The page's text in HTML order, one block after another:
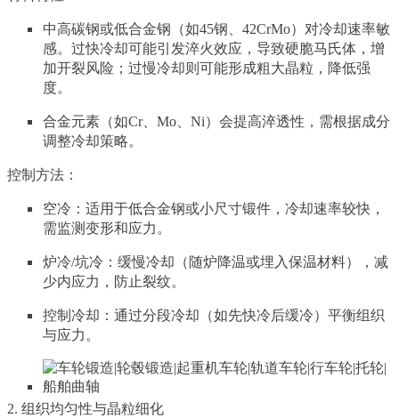
中高碳钢或低合金钢（如45钢、42CrMo）对冷却速率敏
感。过快冷却可能引发淬火效应，导致硬脆马氏体，增
加开裂风险；过慢冷却则可能形成粗大晶粒，降低强
度。
合金元素（如Cr、Mo、Ni）会提高淬透性，需根据成分
调整冷却策略。
控制方法：
空冷：适用于低合金钢或小尺寸锻件，冷却速率较快，
需监测变形和应力。
炉冷/坑冷：缓慢冷却（随炉降温或埋入保温材料），减
少内应力，防止裂纹。
控制冷却：通过分段冷却（如先快冷后缓冷）平衡组织
与应力。
2. 组织均匀性与晶粒细化